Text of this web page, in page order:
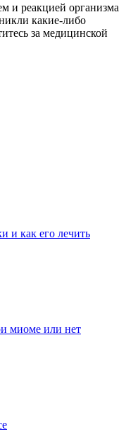
и реакцией организма
какие-либо
за медицинской
и как его лечить
миоме или нет